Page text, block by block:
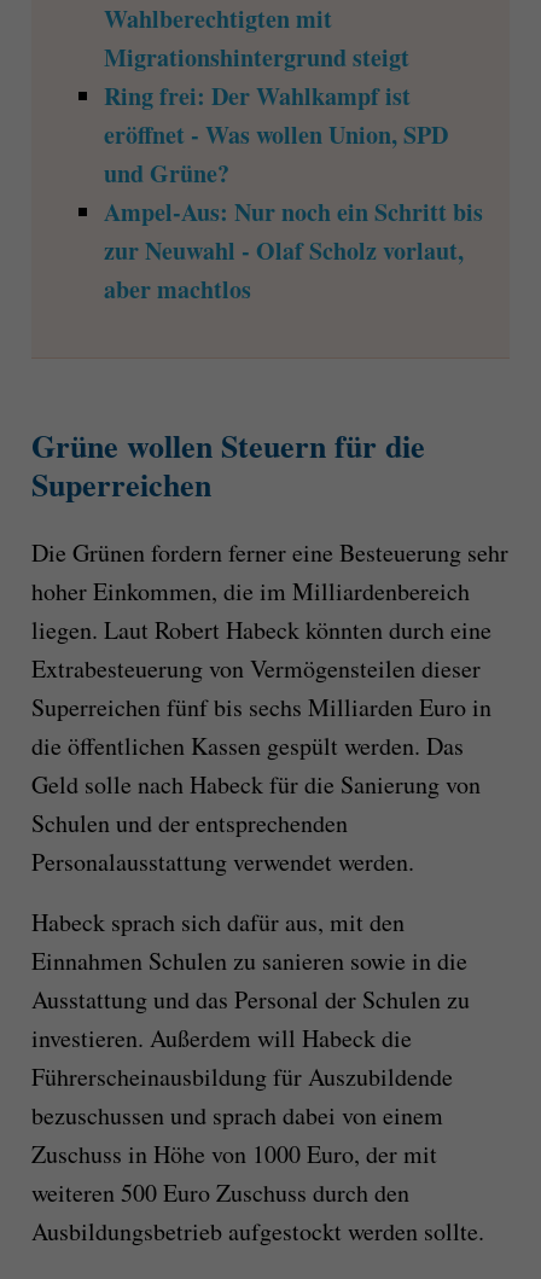
Wahlberechtigten mit
Migrationshintergrund steigt
Ring frei: Der Wahlkampf ist
eröffnet - Was wollen Union, SPD
und Grüne?
Ampel-Aus: Nur noch ein Schritt bis
zur Neuwahl - Olaf Scholz vorlaut,
aber machtlos
Grüne wollen Steuern für die
Superreichen
Die Grünen fordern ferner eine Besteuerung sehr
hoher Einkommen, die im Milliardenbereich
liegen. Laut Robert Habeck könnten durch eine
Extrabesteuerung von Vermögensteilen dieser
Superreichen fünf bis sechs Milliarden Euro in
die öffentlichen Kassen gespült werden. Das
Geld solle nach Habeck für die Sanierung von
Schulen und der entsprechenden
Personalausstattung verwendet werden.
Habeck sprach sich dafür aus, mit den
Einnahmen Schulen zu sanieren sowie in die
Ausstattung und das Personal der Schulen zu
investieren. Außerdem will Habeck die
Führerscheinausbildung für Auszubildende
bezuschussen und sprach dabei von einem
Zuschuss in Höhe von 1000 Euro, der mit
weiteren 500 Euro Zuschuss durch den
Ausbildungsbetrieb aufgestockt werden sollte.